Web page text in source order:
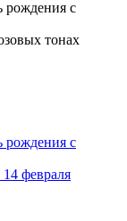
тонах
февраля